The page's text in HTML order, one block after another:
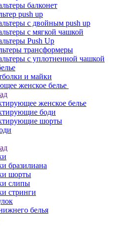
балконет
push up
с двойным push up
с мягкой чашкой
Push Up
трансформеры
с уплотненной чашкой
и майки
женское белье
женское белье
боди
шорты
бразилиана
шорты
слипы
стринги
белья